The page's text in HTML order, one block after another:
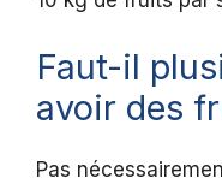
Faut-il
avoir des
Pas